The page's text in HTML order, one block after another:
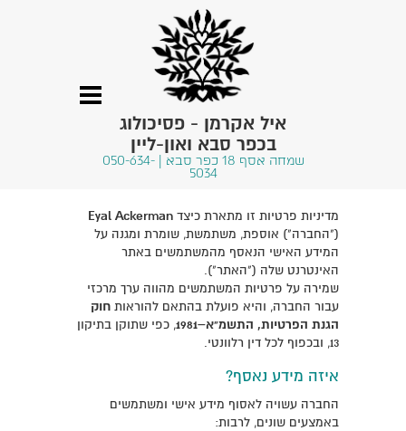
איל אקרמן - פסיכולוג
בכפר סבא ואון-ליין
שמחה אסף 18 כפר סבא | 050-634-
5034
מדיניות פרטיות זו מתארת כיצד Eyal Ackerman
("החברה") אוספת, משתמשת, שומרת ומגנה על
המידע האישי הנאסף מהמשתמשים באתר
האינטרנט שלה ("האתר").
שמירה על פרטיות המשתמשים מהווה ערך מרכזי
עבור החברה, והיא פועלת בהתאם להוראות חוק
הגנת הפרטיות, התשמ"א–1981
, כפי שתוקן בתיקון
13, ובכפוף לכל דין רלוונטי.
איזה מידע נאסף?
החברה עשויה לאסוף מידע אישי ומשתמשים
באמצעים שונים, לרבות: